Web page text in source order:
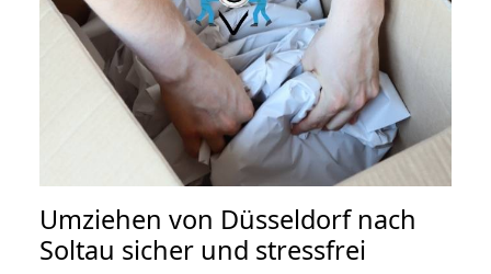
Umziehen von Düsseldorf nach
Soltau sicher und stressfrei